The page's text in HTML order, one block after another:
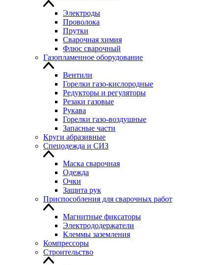
Электроды
Проволока
Прутки
Сварочная химия
Флюс сварочный
Газопламенное оборудование
Вентили
Горелки газо-кислородные
Редукторы и регуляторы
Резаки газовые
Рукава
Горелки газо-воздушные
Запасные части
Круги абразивные
Спецодежда и СИЗ
Маска сварочная
Одежда
Очки
Защита рук
Приспособления для сварочных работ
Магнитные фиксаторы
Электрододержатели
Клеммы заземления
Компрессоры
Строительство